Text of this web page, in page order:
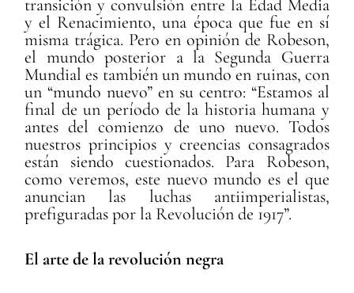
transición y convulsión entre la Edad Media
y el Renacimiento, una época que fue en sí
misma trágica. Pero en opinión de Robeson,
el mundo posterior a la Segunda Guerra
Mundial es también un mundo en ruinas, con
un “mundo nuevo” en su centro: “Estamos al
final de un período de la historia humana y
antes del comienzo de uno nuevo. Todos
nuestros principios y creencias consagrados
están siendo cuestionados. Para Robeson,
como veremos, este nuevo mundo es el que
anuncian las luchas antiimperialistas,
prefiguradas por la Revolución de 1917”.
El arte de la revolución negra